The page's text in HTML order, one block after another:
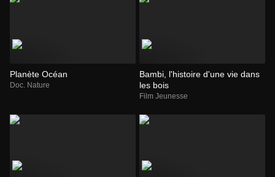
Planète Océan
Doc. Nature
Bambi, l'histoire d'une vie dans
les bois
Film Jeunesse